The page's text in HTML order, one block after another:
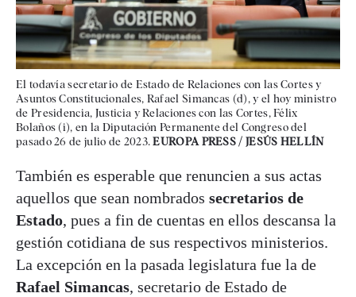
El todavía secretario de Estado de Relaciones con las Cortes y
Asuntos Constitucionales, Rafael Simancas (d), y el hoy ministro
de Presidencia, Justicia y Relaciones con las Cortes, Félix
Bolaños (i), en la Diputación Permanente del Congreso del
pasado 26 de julio de 2023.EUROPA PRESS / JESÚS HELLÍN
También es esperable que renuncien a sus actas
aquellos que sean nombrados secretarios de
Estado, pues a fin de cuentas en ellos descansa la
gestión cotidiana de sus respectivos ministerios.
La excepción en la pasada legislatura fue la de
Rafael Simancas, secretario de Estado de